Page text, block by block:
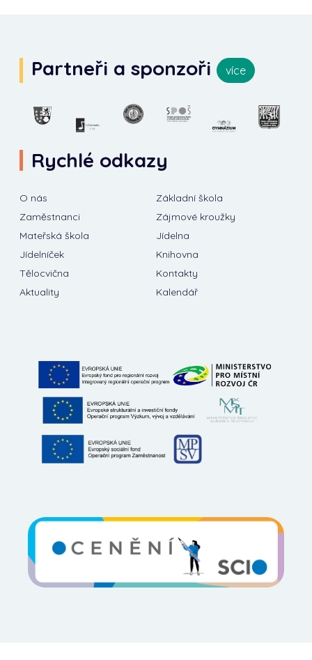
Partneři a sponzoři více
Rychlé odkazy
O nás
Základní škola
Zaměstnanci
Zájmové kroužky
Mateřská škola
Jídelna
Jídelníček
Knihovna
Tělocvična
Kontakty
Aktuality
Kalendář